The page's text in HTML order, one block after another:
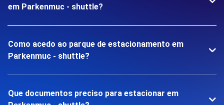
em Parkenmuc - shuttle?
Como acedo ao parque de estacionamento em
Parkenmuc - shuttle?
Que documentos preciso para estacionar em